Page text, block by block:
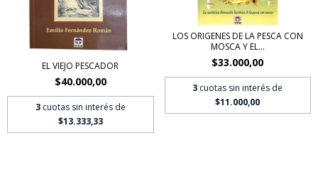
EL VIEJO PESCADOR
$40.000,00
3 cuotas sin interés de
$13.333,33
LOS ORIGENES DE LA PESCA CON
MOSCA Y EL...
$33.000,00
3 cuotas sin interés de
$11.000,00